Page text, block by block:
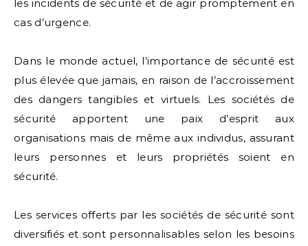
les incidents de sécurité et de agir promptement en
cas d’urgence.
Dans le monde actuel, l’importance de sécurité est
plus élevée que jamais, en raison de l’accroissement
des dangers tangibles et virtuels. Les sociétés de
sécurité apportent une paix d’esprit aux
organisations mais de même aux individus, assurant
leurs personnes et leurs propriétés soient en
sécurité.
Les services offerts par les sociétés de sécurité sont
diversifiés et sont personnalisables selon les besoins